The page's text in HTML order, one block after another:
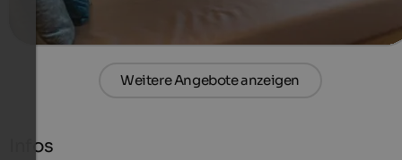
mehr Details
Weitere Angebote anzeigen
Infos